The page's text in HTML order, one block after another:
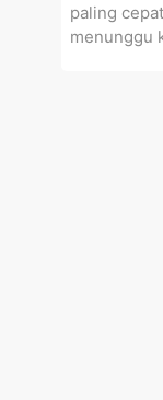
paling
menunggu